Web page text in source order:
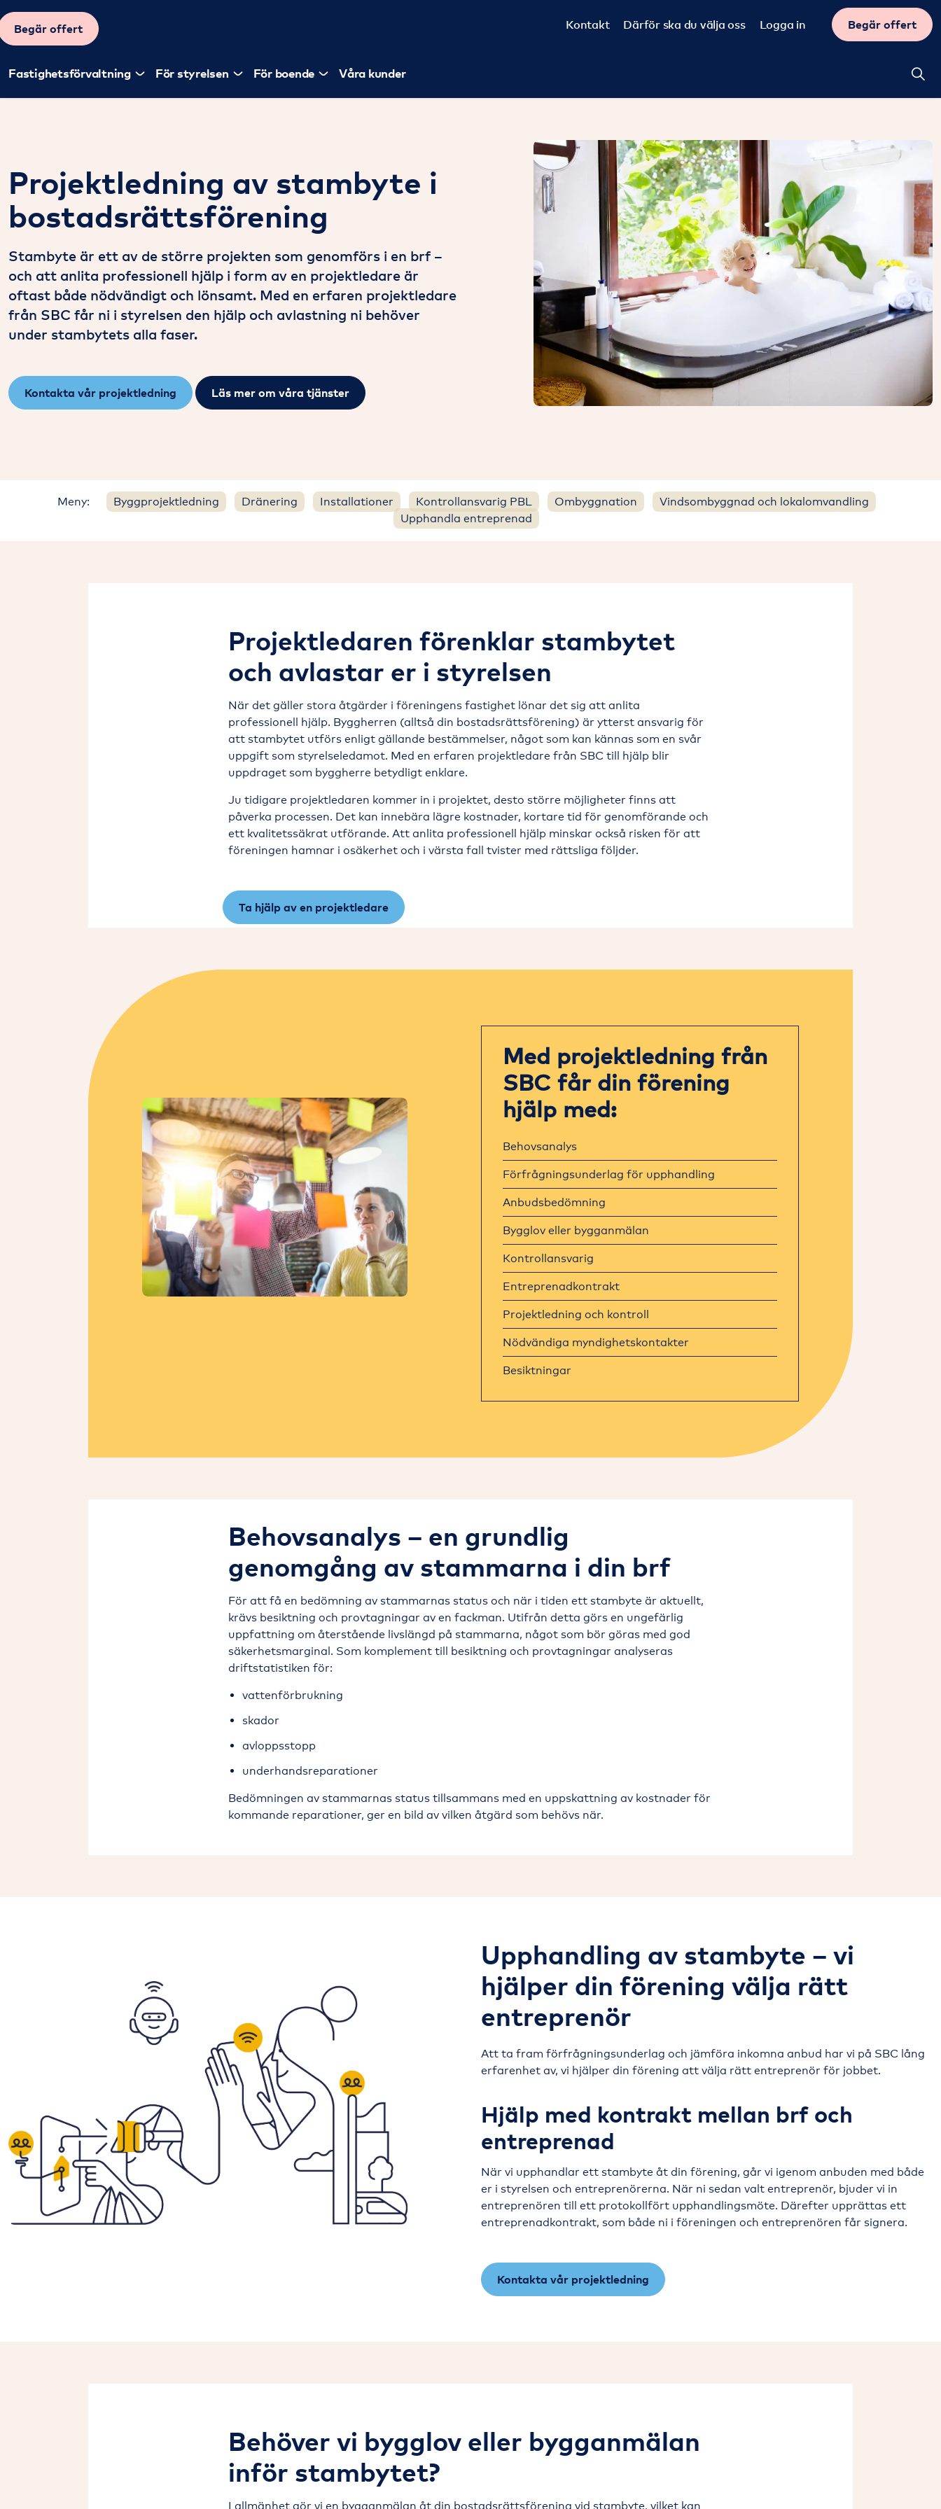
Fastighetsförvaltning För styrelsen För boende Våra kunder
Kontakt Därför ska du välja oss Logga in Begär offert
Begär offert
Projektledning av stambyte i
bostadsrättsförening
Stambyte är ett av de större projekten som genomförs i en brf –
och att anlita professionell hjälp i form av en projektledare är
oftast både nödvändigt och lönsamt. Med en erfaren projektledare
från SBC får ni i styrelsen den hjälp och avlastning ni behöver
under stambytets alla faser.
Kontakta vår projektledning Läs mer om våra tjänster
Meny: Byggprojektledning Dränering Installationer Kontrollansvarig PBL Ombyggnation
Vindsombyggnad och lokalomvandling
Upphandla entreprenad
Projektledaren förenklar stambytet
och avlastar er i styrelsen
När det gäller stora åtgärder i föreningens fastighet lönar det sig att anlita
professionell hjälp. Byggherren (alltså din bostadsrättsförening) är ytterst ansvarig för
att stambytet utförs enligt gällande bestämmelser, något som kan kännas som en svår
uppgift som styrelseledamot. Med en erfaren projektledare från SBC till hjälp blir
uppdraget som byggherre betydligt enklare.
Ju tidigare projektledaren kommer in i projektet, desto större möjligheter finns att
påverka processen. Det kan innebära lägre kostnader, kortare tid för genomförande och
ett kvalitetssäkrat utförande. Att anlita professionell hjälp minskar också risken för att
föreningen hamnar i osäkerhet och i värsta fall tvister med rättsliga följder.
Ta hjälp av en projektledare
Med projektledning från
SBC får din förening
hjälp med:
Behovsanalys
Förfrågningsunderlag för upphandling
Anbudsbedömning
Bygglov eller bygganmälan
Kontrollansvarig
Entreprenadkontrakt
Projektledning och kontroll
Nödvändiga myndighetskontakter
Besiktningar
Behovsanalys – en grundlig
genomgång av stammarna i din brf
För att få en bedömning av stammarnas status och när i tiden ett stambyte är aktuellt,
krävs besiktning och provtagningar av en fackman. Utifrån detta görs en ungefärlig
uppfattning om återstående livslängd på stammarna, något som bör göras med god
säkerhetsmarginal. Som komplement till besiktning och provtagningar analyseras
driftstatistiken för:
vattenförbrukning
skador
avloppsstopp
underhandsreparationer
Bedömningen av stammarnas status tillsammans med en uppskattning av kostnader för
kommande reparationer, ger en bild av vilken åtgärd som behövs när.
Upphandling av stambyte – vi
hjälper din förening välja rätt
entreprenör
Att ta fram förfrågningsunderlag och jämföra inkomna anbud har vi på SBC lång
erfarenhet av, vi hjälper din förening att välja rätt entreprenör för jobbet.
Hjälp med kontrakt mellan brf och
entreprenad
När vi upphandlar ett stambyte åt din förening, går vi igenom anbuden med både
er i styrelsen och entreprenörerna. När ni sedan valt entreprenör, bjuder vi in
entreprenören till ett protokollfört upphandlingsmöte. Därefter upprättas ett
entreprenadkontrakt, som både ni i föreningen och entreprenören får signera.
Kontakta vår projektledning
Behöver vi bygglov eller bygganmälan
inför stambytet?
I allmänhet gör vi en bygganmälan åt din bostadsrättsförening vid stambyte, vilket kan